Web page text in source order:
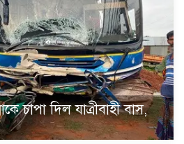
চাপা দিল যাত্রীবাহী বাস,